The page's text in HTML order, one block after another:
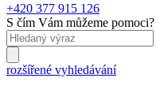
+420 377 915 126
S čím Vám můžeme pomoci?
rozšířené vyhledávání